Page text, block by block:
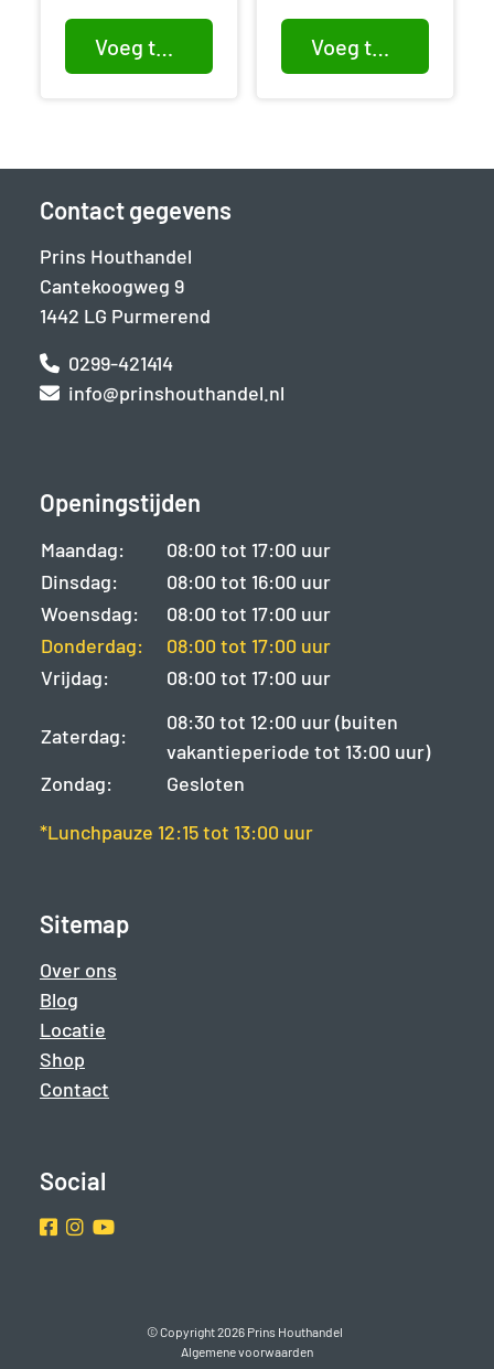
Voeg toe aan winkelwagen Voeg toe aan winkelwagen
Contact gegevens
Prins Houthandel
Cantekoogweg 9
1442 LG Purmerend
0299-421414
info@prinshouthandel.nl
Openingstijden
Maandag:
08:00 tot 17:00 uur
Dinsdag:
08:00 tot 16:00 uur
Woensdag:
08:00 tot 17:00 uur
Donderdag:
08:00 tot 17:00 uur
Vrijdag:
08:00 tot 17:00 uur
Zaterdag:
08:30 tot 12:00 uur (buiten
vakantieperiode tot 13:00 uur)
Zondag:
Gesloten
*Lunchpauze 12:15 tot 13:00 uur
Sitemap
Over ons
Blog
Locatie
Shop
Contact
Social
Facebook
Instragram
Youtube
© Copyright 2026 Prins Houthandel
Algemene voorwaarden